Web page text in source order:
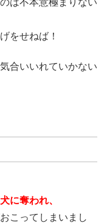
は不本意極まりない
をせねば！
合いいれていかない
に奪われ、
こってしまいまし